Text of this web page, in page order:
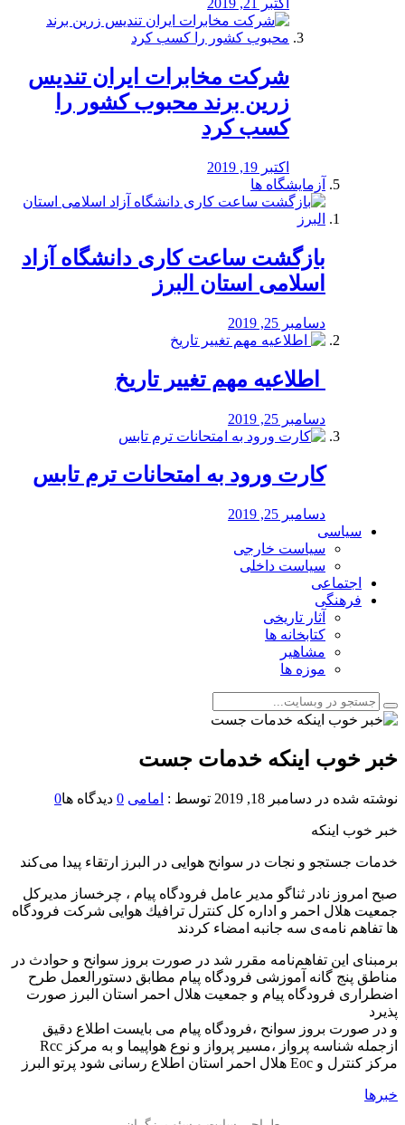
اکتبر 21, 2019
شرکت مخابرات ایران تندیس
زرین برند محبوب کشور را
کسب کرد
اکتبر 19, 2019
آزمایشگاه ها
بازگشت ساعت کاری دانشگاه آزاد
اسلامی استان البرز
دسامبر 25, 2019
️ اطلاعیه مهم تغییر تاریخ
دسامبر 25, 2019
کارت ورود به امتحانات ترم تابس
دسامبر 25, 2019
سیاسی
سیاست خارجی
سیاست داخلی
اجتماعی
فرهنگی
آثار تاریخی
کتابخانه ها
مشاهیر
موزه ها
خبر خوب اینکه خدمات جست
نوشته شده در دسامبر 18, 2019 توسط : امامی 0 دیدگاه ها0
خبر خوب اینکه
خدمات جستجو و نجات در سوانح هوایی در البرز ارتقاء پیدا می‌کند
صبح امروز نادر ثناگو مدیر عامل فرودگاه پیام ، چرخساز مدیرکل
جمعیت هلال احمر و اداره كل كنترل ترافیك هوایی شركت فرودگاه
ها تفاهم نامه‌ی سه جانبه امضاء کردند
برمبنای این تفاهم‌نامه مقرر شد در صورت بروز سوانح و حوادث در
مناطق پنج گانه آموزشی فرودگاه پیام مطابق دستورالعمل طرح
اضطراری فرودگاه پیام و جمعیت هلال احمر استان البرز صورت
پذیرد
و در صورت بروز سوانح ،فرودگاه پیام می بایست اطلاع دقیق
ازجمله شناسه پرواز ،مسیر پرواز و نوع هواپیما و به مرکز Rcc
مرکز کنترل و Eoc هلال احمر استان اطلاع رسانی شود پرتو البرز
خبرها